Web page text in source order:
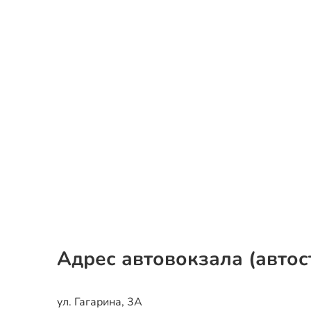
Адрес автовокзала
ул. Гагарина, 3А